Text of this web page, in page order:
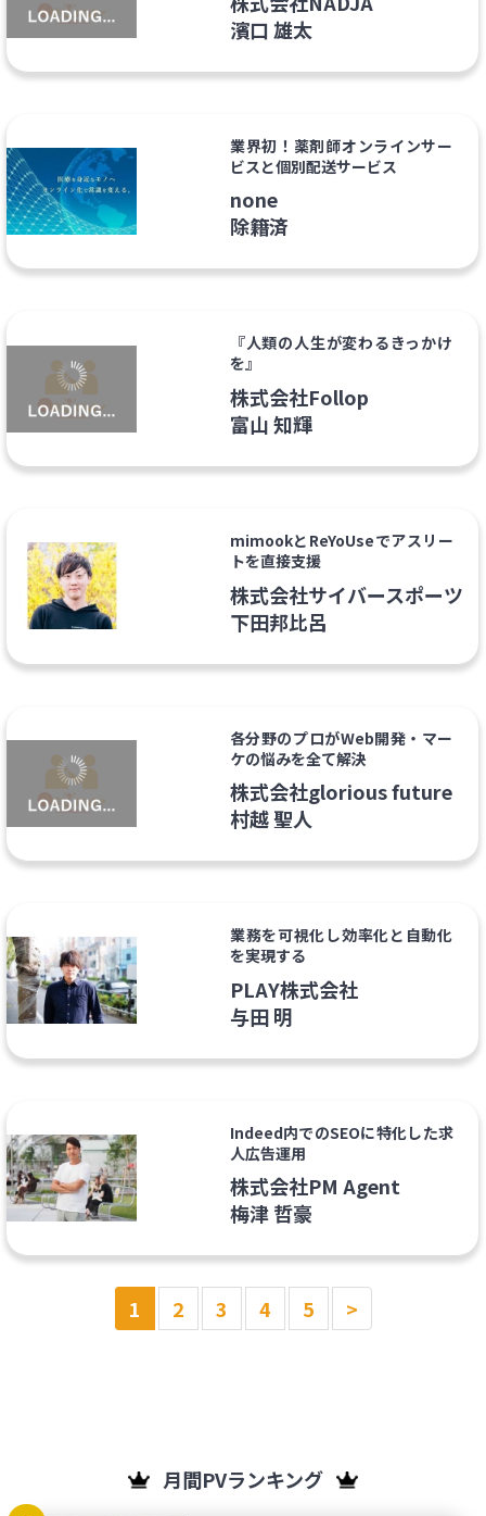
濱口 雄太
業界初！薬剤師オンラインサー
ビスと個別配送サービス
none
除籍済
『人類の人生が変わるきっかけ
を』
株式会社Follop
富山 知輝
mimookとReYoUseでアスリー
トを直接支援
株式会社サイバースポーツ
下田邦比呂
各分野のプロがWeb開発・マー
ケの悩みを全て解決
株式会社glorious future
村越 聖人
業務を可視化し効率化と自動化
を実現する
PLAY株式会社
与田 明
Indeed内でのSEOに特化した求
人広告運用
株式会社PM Agent
梅津 哲豪
1 2 3 4 5 >
月間PVランキング